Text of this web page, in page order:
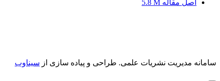
اصل مقاله 5.8 M
سامانه مدیریت نشریات علمی. طراحی و پیاده سازی از سیناوب